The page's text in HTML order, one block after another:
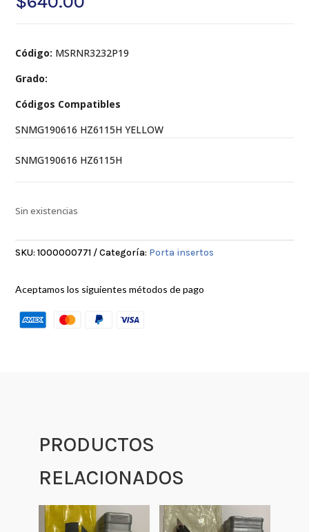
Código: MSRNR3232P19
Grado:
Códigos Compatibles
SNMG190616 HZ6115H YELLOW
SNMG190616 HZ6115H
Sin existencias
SKU:1000000771 Categoría: Porta insertos
Aceptamos los siguientes métodos de pago
PRODUCTOS
RELACIONADOS